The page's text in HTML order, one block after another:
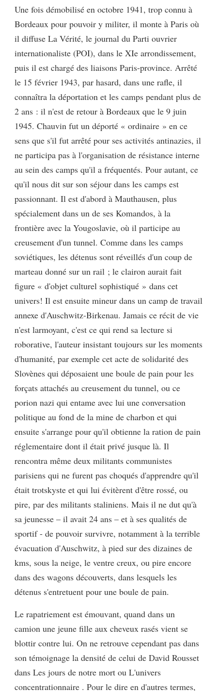
Une fois démobilisé en octobre 1941, trop connu à
Bordeaux pour pouvoir y militer, il monte à Paris où
il diffuse La Vérité, le journal du Parti ouvrier
internationaliste (POI), dans le XIe arrondissement,
puis il est chargé des liaisons Paris-province. Arrêté
le 15 février 1943, par hasard, dans une rafle, il
connaîtra la déportation et les camps pendant plus de
2 ans : il n'est de retour à Bordeaux que le 9 juin
1945. Chauvin fut un déporté « ordinaire » en ce
sens que s'il fut arrêté pour ses activités antinazies, il
ne participa pas à l'organisation de résistance interne
au sein des camps qu'il a fréquentés. Pour autant, ce
qu'il nous dit sur son séjour dans les camps est
passionnant. Il est d'abord à Mauthausen, plus
spécialement dans un de ses Komandos, à la
frontière avec la Yougoslavie, où il participe au
creusement d'un tunnel. Comme dans les camps
soviétiques, les détenus sont réveillés d'un coup de
marteau donné sur un rail ; le clairon aurait fait
figure « d'objet culturel sophistiqué » dans cet
univers! Il est ensuite mineur dans un camp de travail
annexe d'Auschwitz-Birkenau. Jamais ce récit de vie
n'est larmoyant, c'est ce qui rend sa lecture si
roborative, l'auteur insistant toujours sur les moments
d'humanité, par exemple cet acte de solidarité des
Slovènes qui déposaient une boule de pain pour les
forçats attachés au creusement du tunnel, ou ce
porion nazi qui entame avec lui une conversation
politique au fond de la mine de charbon et qui
ensuite s'arrange pour qu'il obtienne la ration de pain
réglementaire dont il était privé jusque là. Il
rencontra même deux militants communistes
parisiens qui ne furent pas choqués d'apprendre qu'il
était trotskyste et qui lui évitèrent d'être rossé, ou
pire, par des militants staliniens. Mais il ne dut qu'à
sa jeunesse – il avait 24 ans – et à ses qualités de
sportif - de pouvoir survivre, notamment à la terrible
évacuation d'Auschwitz, à pied sur des dizaines de
kms, sous la neige, le ventre creux, ou pire encore
dans des wagons découverts, dans lesquels les
détenus s'entretuent pour une boule de pain.
Le rapatriement est émouvant, quand dans un
camion une jeune fille aux cheveux rasés vient se
blottir contre lui. On ne retrouve cependant pas dans
son témoignage la densité de celui de David Rousset
dans Les jours de notre mort ou L'univers
concentrationnaire . Pour le dire en d'autres termes,